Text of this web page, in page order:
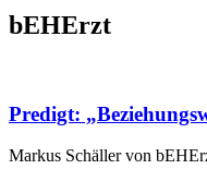
bEHErzt
Predigt:
Markus Schäller von